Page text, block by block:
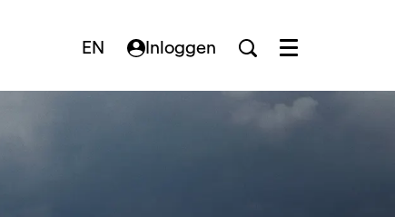
EN Inloggen Menu